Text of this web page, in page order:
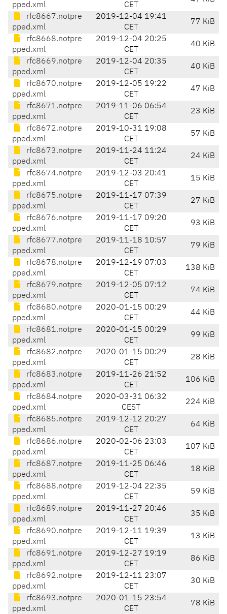
pped.xml
CET
rfc8667.notpre
pped.xml
2019-12-04 19:41
CET
77 KiB
rfc8668.notpre
pped.xml
2019-12-04 20:25
CET
40 KiB
rfc8669.notpre
pped.xml
2019-12-04 20:35
CET
40 KiB
rfc8670.notpre
pped.xml
2019-12-05 19:22
CET
47 KiB
rfc8671.notpre
pped.xml
2019-11-06 06:54
CET
23 KiB
rfc8672.notpre
pped.xml
2019-10-31 19:08
CET
57 KiB
rfc8673.notpre
pped.xml
2019-11-24 11:24
CET
24 KiB
rfc8674.notpre
pped.xml
2019-12-03 20:41
CET
15 KiB
rfc8675.notpre
pped.xml
2019-11-17 07:39
CET
27 KiB
rfc8676.notpre
pped.xml
2019-11-17 09:20
CET
93 KiB
rfc8677.notpre
pped.xml
2019-11-18 10:57
CET
79 KiB
rfc8678.notpre
pped.xml
2019-12-19 07:03
CET
138 KiB
rfc8679.notpre
pped.xml
2019-12-05 07:12
CET
74 KiB
rfc8680.notpre
pped.xml
2020-01-15 00:29
CET
44 KiB
rfc8681.notpre
pped.xml
2020-01-15 00:29
CET
99 KiB
rfc8682.notpre
pped.xml
2020-01-15 00:29
CET
28 KiB
rfc8683.notpre
pped.xml
2019-11-26 21:52
CET
106 KiB
rfc8684.notpre
pped.xml
2020-03-31 06:32
CEST
224 KiB
rfc8685.notpre
pped.xml
2019-12-12 20:27
CET
64 KiB
rfc8686.notpre
pped.xml
2020-02-06 23:03
CET
107 KiB
rfc8687.notpre
pped.xml
2019-11-25 06:46
CET
18 KiB
rfc8688.notpre
pped.xml
2019-12-04 22:35
CET
59 KiB
rfc8689.notpre
pped.xml
2019-11-27 20:46
CET
35 KiB
rfc8690.notpre
pped.xml
2019-12-11 19:39
CET
13 KiB
rfc8691.notpre
pped.xml
2019-12-27 19:19
CET
86 KiB
rfc8692.notpre
pped.xml
2019-12-11 23:07
CET
30 KiB
rfc8693.notpre
pped.xml
2020-01-15 23:54
CET
78 KiB